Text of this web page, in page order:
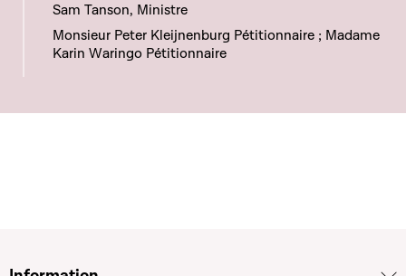
Sam Tanson, Ministre
Monsieur Peter Kleijnenburg Pétitionnaire ; Madame
Karin Waringo Pétitionnaire